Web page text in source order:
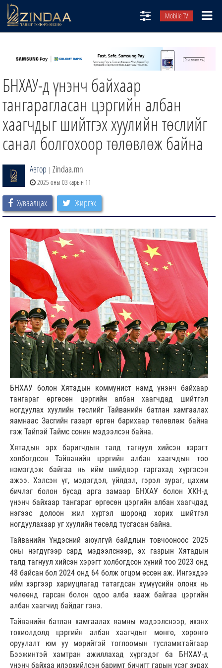
Mobile TV
ТВ8
ӨГЛӨӨНИЙ СОНИН
АУДИО ЗОХИОЛ
ЗИНДАА СЭТГҮҮЛ
БНХАУ-д үнэнч байхаар
тангарагласан цэргийн албан
хаагчдыг шийтгэх хуулийн төслийг
санал болгохоор төлөвлөж байна
Автор | Zindaa.mn
2025 оны 03 сарын 11
Хуваалцах Жиргэх
БНХАУ болон Хятадын коммунист намд үнэнч байхаар
тангараг өргөсөн цэргийн албан хаагчдад шийтгэл
ногдуулах хуулийн төслийг Тайванийн батлан хамгаалах
яамнаас Засгийн газарт өргөн барихаар төлөвлөж байна
гэж Тайпэй Таймс сонин мэдээлсэн байна.
Хятадын эрх баригчдын талд тагнуул хийсэн хэрэгт
холбогдсон Тайванийн цэргийн албан хаагчдын тоо
нэмэгдэж байгаа нь ийм шийдвэр гаргахад хүргэсэн
ажээ. Хэлсэн үг, мэдэгдэл, үйлдэл, гэрэл зураг, цахим
бичлэг болон бусад арга замаар БНХАУ болон ХКН-д
үнэнч байхаар тангараг өргөсөн цэргийн албан хаагчдад
нэгээс долоон жил хүртэл шоронд хорих шийтгэл
ногдуулахаар уг хуулийн төсөлд тусгасан байна.
Тайванийн Үндэсний аюулгүй байдлын товчооноос 2025
оны нэгдүгээр сард мэдээлснээр, эх газрын Хятадын
талд тагнуул хийсэн хэрэгт холбогдсон хүний тоо 2023 онд
48 байсан бол 2024 онд 64 болж огцом өссөн аж. Ингэхдээ
ийм хэргээр хариуцлагад татагдсан хүмүүсийн олонх нь
чөлөөнд гарсан болон одоо алба хааж байгаа цэргийн
албан хаагчид байдаг гэнэ.
Тайванийн батлан хамгаалах яамны мэдээлснээр, ихэнх
тохиолдолд цэргийн албан хаагчдыг мөнгө, хөрөнгө
оруулалт юм уу мөрийтэй тоглоомын тусламжтайгаар
Бээжинтэй хамтран ажиллахад хүргэдэг ба БНХАУ-д
үнэнч байхаа илэрхийлсэн баримт бичигт гарын үсэг зурах